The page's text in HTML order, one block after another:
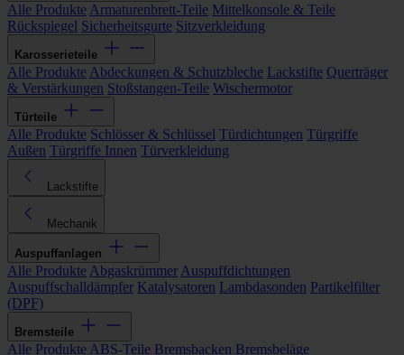
Alle Produkte Armaturenbrett-Teile Mittelkonsole & Teile
Rückspiegel Sicherheitsgurte Sitzverkleidung
Karosserieteile
Alle Produkte Abdeckungen & Schutzbleche Lackstifte Querträger
& Verstärkungen Stoßstangen-Teile Wischermotor
Türteile
Alle Produkte Schlösser & Schlüssel Türdichtungen Türgriffe
Außen Türgriffe Innen Türverkleidung
Lackstifte
Mechanik
Auspuffanlagen
Alle Produkte Abgaskrümmer Auspuffdichtungen
Auspuffschalldämpfer Katalysatoren Lambdasonden Partikelfilter
(DPF)
Bremsteile
Alle Produkte ABS-Teile Bremsbacken Bremsbeläge